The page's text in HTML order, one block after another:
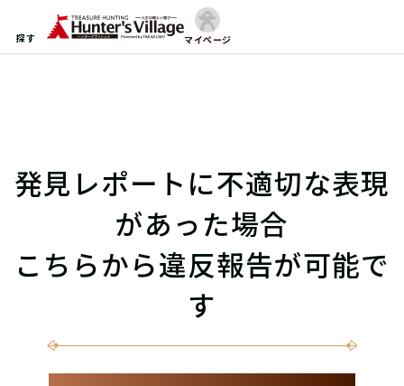
探す マイページ
発見レポートに不適切な表現
があった場合
こちらから違反報告が可能で
す